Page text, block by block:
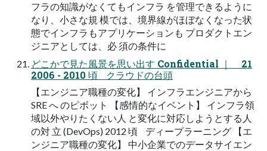
フラの知識がなくてもインフラ を管理できるように
なり、⼩さな規 模では、境界線がほぼなくなった状
態でインフラもアプリケーションも プロダクトエン
ジニアとしては、必 須の条件に
どこかで⾒た⾵景を思い出す Confidential ｜ 21
2006 - 2010 頃 クラウドの台頭
【エンジニア職種の変化】 インフラエンジニアから
SRE へ のピボット 【感情的なイベント】 インフラ領
域以外やりたくない⼈ と変化に対応しようとする⼈
の対 ⽴ (DevOps) 2012 頃 ディープラーニング 【エ
ンジニア職種の変化】 中⼩企業でのデータサイエン